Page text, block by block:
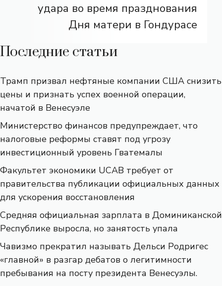
удара во время празднования
Дня матери в Гондурасе
Последние статьи
Трамп призвал нефтяные компании США снизить
цены и признать успех военной операции,
начатой ​​в Венесуэле
Министерство финансов предупреждает, что
налоговые реформы ставят под угрозу
инвестиционный уровень Гватемалы
Факультет экономики UCAB требует от
правительства публикации официальных данных
для ускорения восстановления
Средняя официальная зарплата в Доминиканской
Республике выросла, но занятость упала
Чавизмо прекратил называть Дельси Родригес
«главной» в разгар дебатов о легитимности
пребывания на посту президента Венесуэлы.